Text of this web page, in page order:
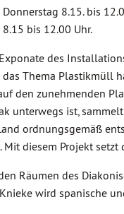
8.15. bis
bis 12.00 Uhr.
des
das Thema Plastikmüll
den zunehmenden
unterwegs ist,
ordnungsgemäß
Mit diesem Projekt
Räumen des
wird spanische